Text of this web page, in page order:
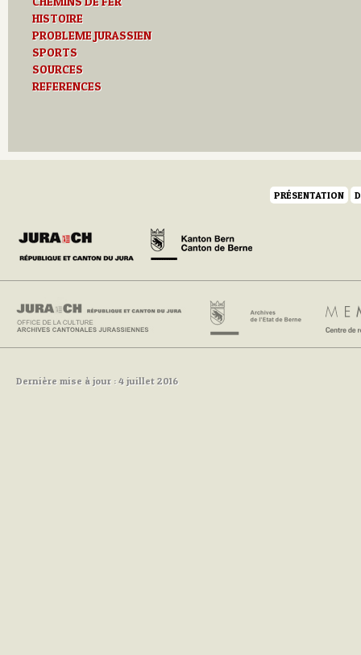
HISTOIRE
PROBLEME JURASSIEN
SPORTS
SOURCES
REFERENCES
PRÉSENTATION
Dernière mise à jour : 4 juillet 2016